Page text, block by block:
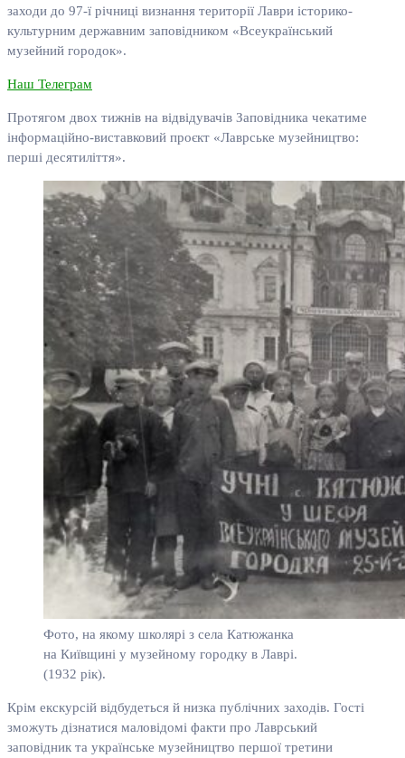
заходи до 97‑ї річниці визнання території Лаври історико-
культурним державним заповідником «Всеукраїнський
музейний городок».
Наш Телеграм
Протягом двох тижнів на відвідувачів Заповідника чекатиме
інформаційно-виставковий проєкт «Лаврське музейництво:
перші десятиліття».
Фото, на якому школярі з села Катюжанка
на Київщині у музейному городку в Лаврі.
(1932 рік).
Крім екскурсій відбудеться й низка публічних заходів. Гості
зможуть дізнатися маловідомі факти про Лаврський
заповідник та українське музейництво першої третини